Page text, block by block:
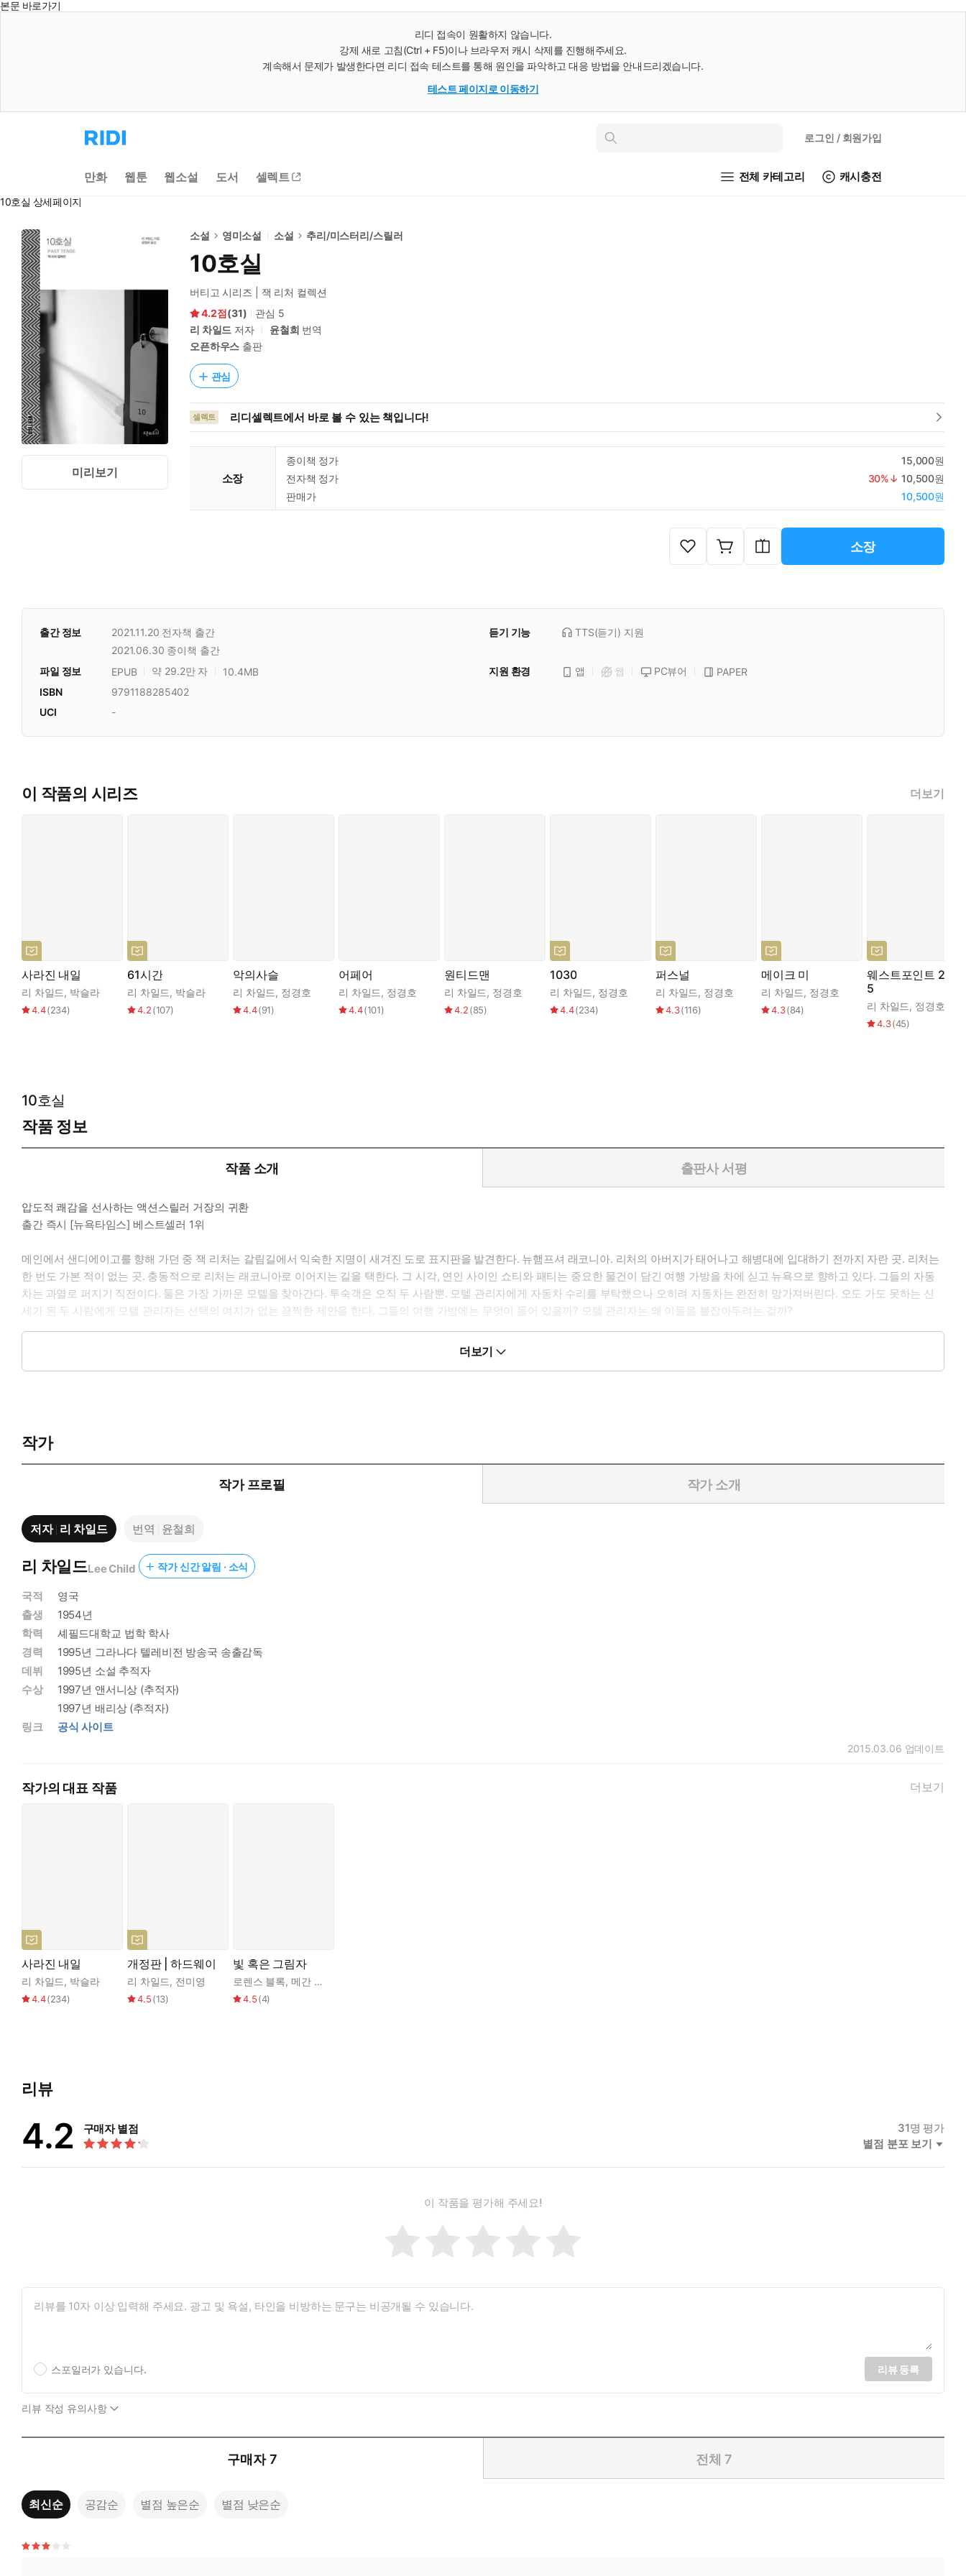
본문 바로가기
리디 접속이 원활하지 않습니다.
강제 새로 고침(Ctrl + F5)이나 브라우저 캐시 삭제를 진행해주세요.
계속해서 문제가 발생한다면 리디 접속 테스트를 통해 원인을 파악하고 대응 방법을 안내드리겠습니다.
테스트 페이지로 이동하기
리
디
으
로
인
로그인 / 회원가입
만화 웹툰 웹소설 도서 셀렉트 전체 카테고리 캐시충전
10호실 상세페이지
미리보기
소설 영미소설 소설 추리/미스터리/스릴러
10호실
버티고 시리즈 | 잭 리처 컬렉션
4.2
(31) 관심 5
리 차일드 저자 윤철희 번역
오픈하우스 출판
관심
셀렉트 리디셀렉트에서 바로 볼 수 있는 책입니다!
소장
종이책 정가
15,000원
전자책 정가
30%↓ 10,500원
판매가
10,500원
소장
출간 정보 2021.11.20 전자책 출간
2021.06.30 종이책 출간
듣기 기능 TTS(듣기) 지원
파일 정보 EPUB 약 29.2만 자 10.4MB 지원 환경 앱 웹 PC뷰어
PAPER
ISBN
9791188285402
UCI
-
이 작품의 시리즈 더보기
사라진 내일
리 차일드, 박슬라
4.4(234)
61시간
리 차일드, 박슬라
4.2(107)
악의사슬
리 차일드, 정경호
4.4(91)
어페어
리 차일드, 정경호
4.4(101)
원티드맨
리 차일드, 정경호
4.2(85)
1030
리 차일드, 정경호
4.4(234)
퍼스널
리 차일드, 정경호
4.3(116)
메이크 미
리 차일드, 정경호
4.3(84)
웨스트포인트 200
5
리 차일드, 정경호
4.3(45)
10호실
작품 정보
작품 소개 출판사 서평
압도적 쾌감을 선사하는 액션스릴러 거장의 귀환
출간 즉시 [뉴욕타임스] 베스트셀러 1위
메인에서 샌디에이고를 향해 가던 중 잭 리처는 갈림길에서 익숙한 지명이 새겨진 도로 표지판을 발견한다. 뉴햄프셔 래코니아. 리처의 아버지가 태어나고 해병대에 입대하기 전까지 자란 곳. 리처는
한 번도 가본 적이 없는 곳. 충동적으로 리처는 래코니아로 이어지는 길을 택한다. 그 시각, 연인 사이인 쇼티와 패티는 중요한 물건이 담긴 여행 가방을 차에 싣고 뉴욕으로 향하고 있다. 그들의 자동
차는 과열로 퍼지기 직전이다. 둘은 가장 가까운 모텔을 찾아간다. 투숙객은 오직 두 사람뿐. 모텔 관리자에게 자동차 수리를 부탁했으나 오히려 자동차는 완전히 망가져버린다. 오도 가도 못하는 신
세가 된 두 사람에게 모텔 관리자는 선택의 여지가 없는 끔찍한 제안을 한다. 그들의 여행 가방에는 무엇이 들어 있을까? 모텔 관리자는 왜 이들을 붙잡아두려는 걸까?
리처는 래코니아에 도착해 아버지가 살았던 집 주소를 알아보기 위해 시청 기록관리부로 가보지만 무슨 영문인지 아무런 기록도 남아 있지 않다. 그의 아버지는 애초에 래코니아에 살기는 했던 것일
더보기
작가
작가 프로필 작가 소개
저자 리 차일드 번역 윤철희
리 차일드Lee Child 작가 신간 알림 · 소식
국적
영국
출생
1954년
학력
셰필드대학교 법학 학사
경력
1995년 그라나다 텔레비전 방송국 송출감독
데뷔
1995년 소설 추적자
수상
1997년 앤서니상 (추적자)
1997년 배리상 (추적자)
링크
공식 사이트
2015.03.06 업데이트
작가의 대표 작품 더보기
사라진 내일
리 차일드, 박슬라
4.4(234)
개정판 | 하드웨이
리 차일드, 전미영
4.5(13)
빛 혹은 그림자
로렌스 블록, 메간 애보트
4.5(4)
리뷰
4.2 구매자 별점 31명 평가
별점 분포 보기
이 작품을 평가해 주세요!
스포일러가 있습니다. 리뷰 등록
리뷰 작성 유의사항
구매자 7 전체 7
최신순 공감순 별점 높은순 별점 낮은순